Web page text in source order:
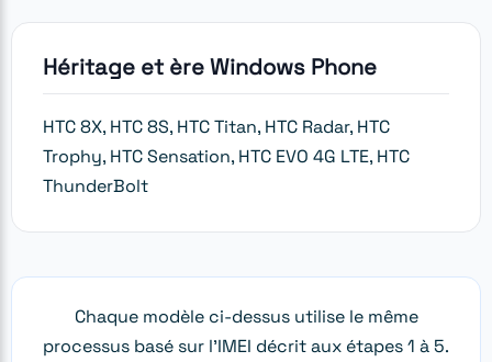
Héritage et ère Windows Phone
HTC 8X, HTC 8S, HTC Titan, HTC Radar, HTC
Trophy, HTC Sensation, HTC EVO 4G LTE, HTC
ThunderBolt
Chaque modèle ci-dessus utilise le même
processus basé sur l'IMEI décrit aux étapes 1 à 5.